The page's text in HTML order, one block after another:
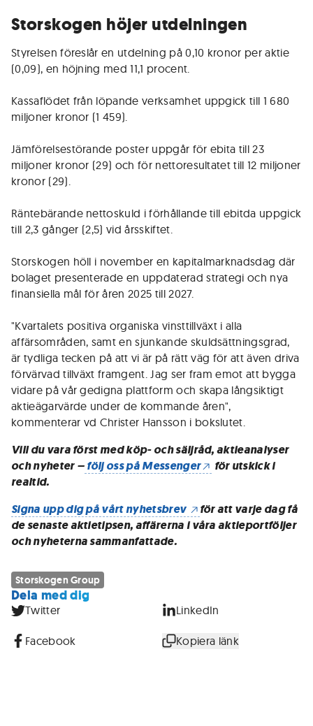
Storskogen höjer utdelningen
Styrelsen föreslår en utdelning på 0,10 kronor per aktie
(0,09), en höjning med 11,1 procent.
Kassaflödet från löpande verksamhet uppgick till 1 680
miljoner kronor (1 459).
Jämförelsestörande poster uppgår för ebita till 23
miljoner kronor (29) och för nettoresultatet till 12 miljoner
kronor (29).
Räntebärande nettoskuld i förhållande till ebitda uppgick
till 2,3 gånger (2,5) vid årsskiftet.
Storskogen höll i november en kapitalmarknadsdag där
bolaget presenterade en uppdaterad strategi och nya
finansiella mål för åren 2025 till 2027.
"Kvartalets positiva organiska vinsttillväxt i alla
affärsområden, samt en sjunkande skuldsättningsgrad,
är tydliga tecken på att vi är på rätt väg för att även driva
förvärvad tillväxt framgent. Jag ser fram emot att bygga
vidare på vår gedigna plattform och skapa långsiktigt
aktieägarvärde under de kommande åren",
kommenterar vd Christer Hansson i bokslutet.
Vill du vara först med köp- och säljråd, aktieanalyser
och nyheter –följ oss på Messenger
för utskick i
realtid.
Signa upp dig på vårt nyhetsbrev
för att varje dag få
de senaste aktietipsen, affärerna i våra aktieportföljer
och nyheterna sammanfattade.
Storskogen Group
Dela med dig
Twitter LinkedIn
Facebook Kopiera länk